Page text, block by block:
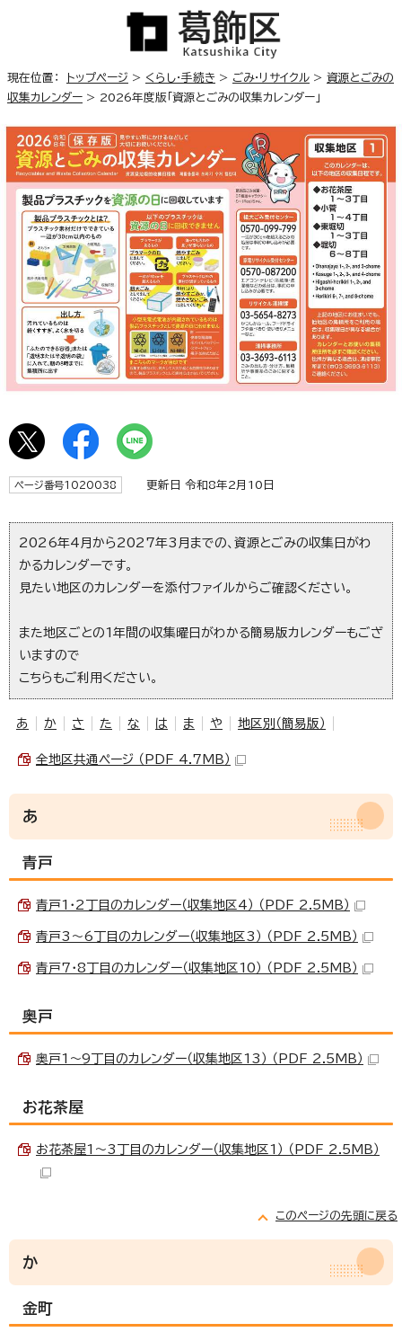
現在位置： トップページ > くらし・手続き > ごみ・リサイクル > 資源とごみの
収集カレンダー > 2026年度版「資源とごみの収集カレンダー」
ページ番号1020038 更新日 令和8年2月10日
2026年4月から2027年3月までの、資源とごみの収集日がわ
かるカレンダーです。
見たい地区のカレンダーを添付ファイルからご確認ください。
また地区ごとの1年間の収集曜日がわかる簡易版カレンダーもござ
いますので
こちらもご利用ください。
あ か さ た な は ま や 地区別（簡易版）
全地区共通ページ （PDF 4.7MB）
あ
青戸
青戸1・2丁目のカレンダー（収集地区4） （PDF 2.5MB）
青戸3～6丁目のカレンダー（収集地区3） （PDF 2.5MB）
青戸7・8丁目のカレンダー（収集地区10） （PDF 2.5MB）
奥戸
奥戸1～9丁目のカレンダー（収集地区13） （PDF 2.5MB）
お花茶屋
お花茶屋1～3丁目のカレンダー（収集地区1） （PDF 2.5MB）
このページの先頭に戻る
か
金町